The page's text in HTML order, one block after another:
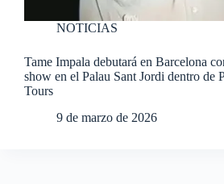
NOTICIAS
Tame Impala debutará en Barcelona
show en el Palau Sant Jordi dentro de
Tours
9 de marzo de 2026